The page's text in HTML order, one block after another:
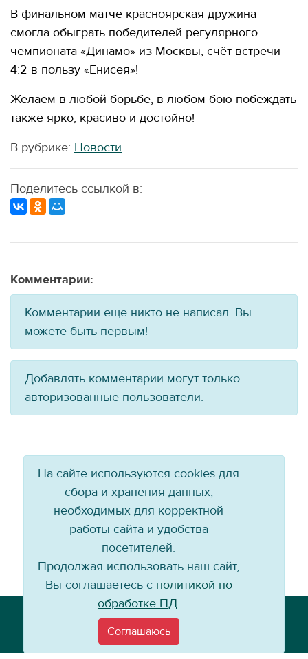
В финальном матче красноярская дружина
смогла обыграть победителей регулярного
чемпионата «Динамо» из Москвы, счёт встречи
4:2 в пользу «Енисея»!
Желаем в любой борьбе, в любом бою побеждать
также ярко, красиво и достойно!
В рубрике: Новости
Поделитесь ссылкой в:
Комментарии:
Комментарии еще никто не написал. Вы
можете быть первым!
Добавлять комментарии могут только
авторизованные пользователи.
Email:info@baikal-energy.ru
На сайте используются cookies для
сбора и хранения данных,
необходимых для корректной
работы сайта и удобства
посетителей.
Продолжая использовать наш сайт,
Вы соглашаетесь с политикой по
обработке ПД.
Соглашаюсь